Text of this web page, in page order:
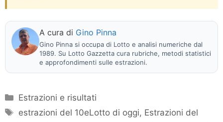
A cura di Gino Pinna
Gino Pinna si occupa di Lotto e analisi numeriche dal
1989. Su Lotto Gazzetta cura rubriche, metodi statistici
e approfondimenti sulle estrazioni.
Categorie
Estrazioni e risultati
Tag
estrazioni del 10eLotto di oggi, Estrazioni del